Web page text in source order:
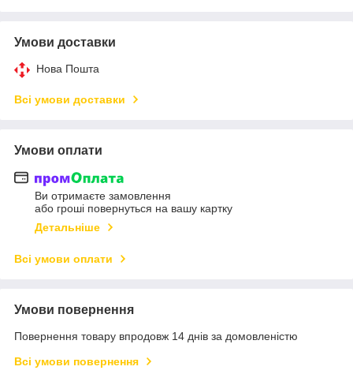
Умови доставки
Нова Пошта
Всі умови доставки
Умови оплати
Ви отримаєте замовлення
або гроші повернуться на вашу картку
Детальніше
Всі умови оплати
Умови повернення
Повернення товару впродовж 14 днів за домовленістю
Всі умови повернення